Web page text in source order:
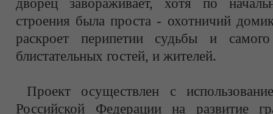
строения была проста - охотничий
раскроет перипетии судьбы и
блистательных гостей, и жителей.
Проект осуществлен с
Российской Федерации на развитие